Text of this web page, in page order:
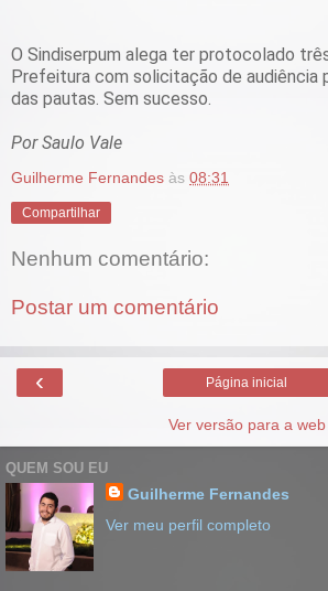
O Sindiserpum alega ter protocolado
Prefeitura com solicitação de audiência
das pautas. Sem sucesso.
Por Saulo Vale
Guilherme Fernandes às 08:31
Compartilhar
Nenhum comentário:
Postar um comentário
‹ Página inicial
Ver versão para a web
QUEM SOU EU
Guilherme Fernandes
Ver meu perfil completo